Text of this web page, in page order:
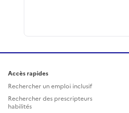
Accès rapides
Rechercher un emploi inclusif
Rechercher des prescripteurs
habilités